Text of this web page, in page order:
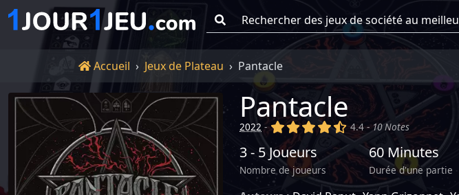
Go !
Accueil
Accueil Jeux de Plateau Pantacle
Pantacle
2022 - (x) (x) (x) (x) (,)
4.4 - 10 Notes
3 - 5 Joueurs
Nombre de joueurs
60 Minutes
Durée d'une partie